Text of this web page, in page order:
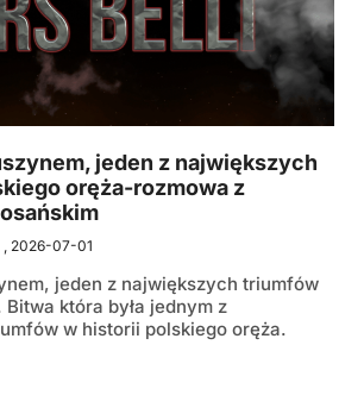
jeden z największych
oręża-rozmowa z
2026-07-01
jeden z największych triumfów
która była jednym z
w historii polskiego oręża.